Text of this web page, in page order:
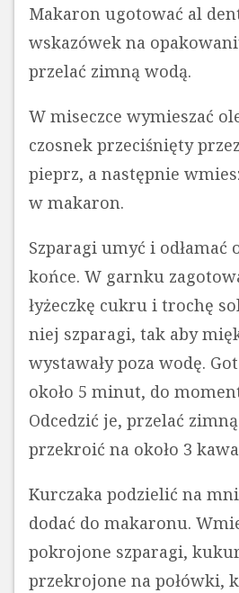
Makaron ugotować al
wskazówek na
przelać zimną wodą.
W miseczce wymieszać
czosnek przeciśnięty
pieprz, a następnie
w makaron.
Szparagi umyć i odłamać
końce. W garnku
łyżeczkę cukru i trochę
niej szparagi, tak aby
wystawały poza wodę.
około 5 minut, do
Odcedzić je, przelać
przekroić na około 3
Kurczaka podzielić na
dodać do makaronu.
pokrojone szparagi,
przekrojone na połówki,